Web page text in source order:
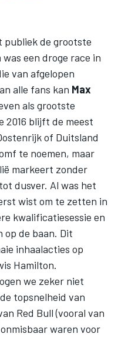
publiek de grootste
een droge race in
van afgelopen
alle fans kan Max
als grootste
2016 blijft de meest
of Duitsland
te noemen, maar
markeert zonder
dusver. Al was het
wist om te zetten in
kwalificatiesessie en
op de baan. Dit
inhaalacties op
Hamilton.
we zeker niet
topsnelheid van
Red Bull (vooral van
waren voor